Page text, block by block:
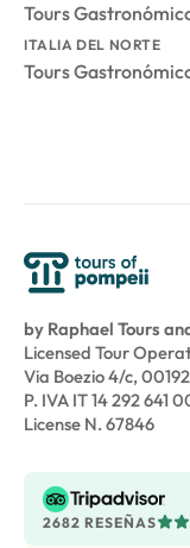
Tours
ITALIA DEL NORTE
Tours
by Raphael Tours
Licensed Tour
Via Boezio 4/c,
P. IVA IT 14 292 641
License N. 67846
2682 RESEÑAS